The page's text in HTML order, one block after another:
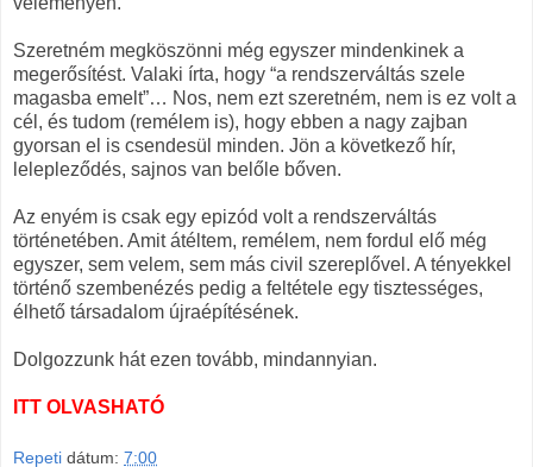
Szeretném megköszönni még egyszer mindenkinek a
megerősítést. Valaki írta, hogy “a rendszerváltás szele
magasba emelt”… Nos, nem ezt szeretném, nem is ez volt a
cél, és tudom (remélem is), hogy ebben a nagy zajban
gyorsan el is csendesül minden. Jön a következő hír,
lelepleződés, sajnos van belőle bőven.
Az enyém is csak egy epizód volt a rendszerváltás
történetében. Amit átéltem, remélem, nem fordul elő még
egyszer, sem velem, sem más civil szereplővel. A tényekkel
történő szembenézés pedig a feltétele egy tisztességes,
élhető társadalom újraépítésének.
Dolgozzunk hát ezen tovább, mindannyian.
ITT OLVASHATÓ
Repeti dátum: 7:00